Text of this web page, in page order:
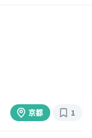
京都 1